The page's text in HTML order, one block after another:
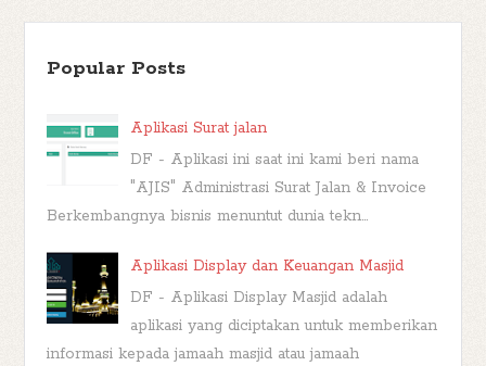
Popular Posts
Aplikasi Surat jalan
DF - Aplikasi ini saat ini kami beri nama
"AJIS" Administrasi Surat Jalan & Invoice
Berkembangnya bisnis menuntut dunia tekn...
Aplikasi Display dan Keuangan Masjid
DF - Aplikasi Display Masjid adalah
aplikasi yang diciptakan untuk memberikan
informasi kepada jamaah masjid atau jamaah